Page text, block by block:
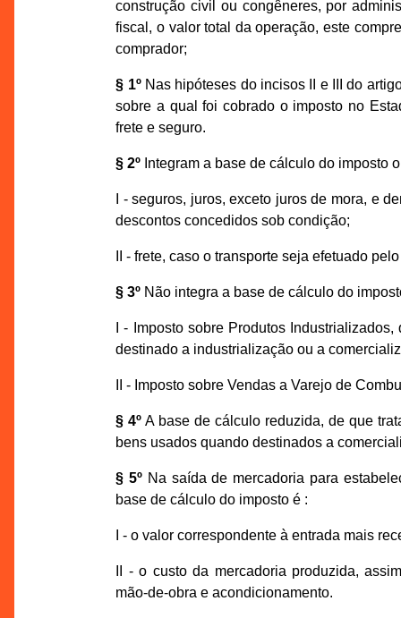
construção civil ou congêneres, por
fiscal, o valor total da operação, este
comprador;
§ 1ºNas hipóteses do incisos II e III do
sobre a qual foi cobrado o imposto no
frete e seguro.
§ 2º Integram a base de cálculo do imposto
I - seguros, juros, exceto juros de mora, e
descontos concedidos sob condição;
II - frete, caso o transporte seja efetuado
§ 3º Não integra a base de cálculo do
I - Imposto sobre Produtos
destinado a industrialização ou a
II - Imposto sobre Vendas a Varejo de
§ 4º A base de cálculo reduzida, de que
bens usados quando destinados a
§ 5º Na saída de mercadoria para
base de cálculo do imposto é :
I - o valor correspondente à entrada mais
II - o custo da mercadoria produzida,
mão-de-obra e acondicionamento.